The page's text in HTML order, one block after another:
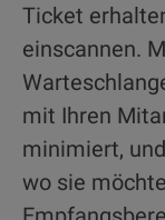
Ticket
einscannen.
mit Ihren
minimiert,
wo sie